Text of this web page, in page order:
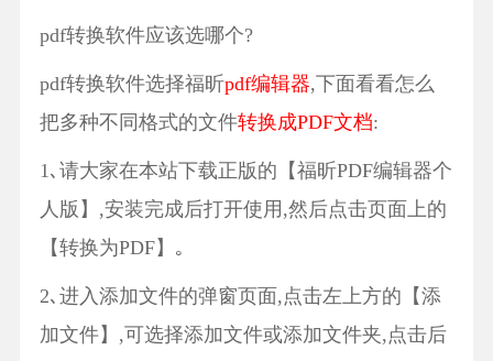
pdf转换软件应该选哪个?
pdf转换软件选择福昕pdf编辑器,下面看看怎么
把多种不同格式的文件转换成PDF文档:
1､请大家在本站下载正版的【福昕PDF编辑器个
人版】,安装完成后打开使用,然后点击页面上的
【转换为PDF】｡
2､进入添加文件的弹窗页面,点击左上方的【添
加文件】,可选择添加文件或添加文件夹,点击后